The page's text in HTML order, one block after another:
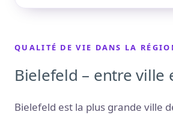
QUALITÉ DE VIE DANS LA
Bielefeld – entre ville
Bielefeld est la plus grande ville